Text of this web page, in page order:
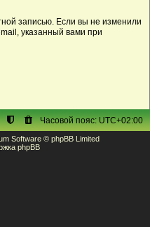
записью. Если вы не изменили
указанный вами при
Часовой пояс:UTC+02:00
Software © phpBB Limited
phpBB